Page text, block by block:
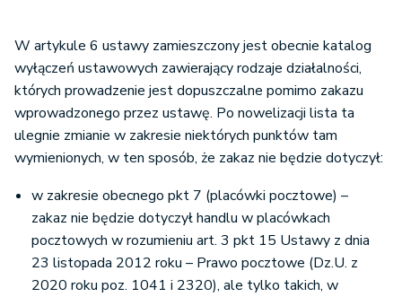
W artykule 6 ustawy zamieszczony jest obecnie katalog
wyłączeń ustawowych zawierający rodzaje działalności,
których prowadzenie jest dopuszczalne pomimo zakazu
wprowadzonego przez ustawę. Po nowelizacji lista ta
ulegnie zmianie w zakresie niektórych punktów tam
wymienionych, w ten sposób, że zakaz nie będzie dotyczył:
w zakresie obecnego pkt 7 (placówki pocztowe) –
zakaz nie będzie dotyczył handlu w placówkach
pocztowych w rozumieniu art. 3 pkt 15 Ustawy z dnia
23 listopada 2012 roku – Prawo pocztowe (Dz.U. z
2020 roku poz. 1041 i 2320), ale tylko takich, w